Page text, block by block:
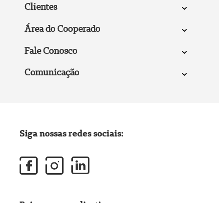
Clientes
Área do Cooperado
Fale Conosco
Comunicação
Siga nossas redes sociais: